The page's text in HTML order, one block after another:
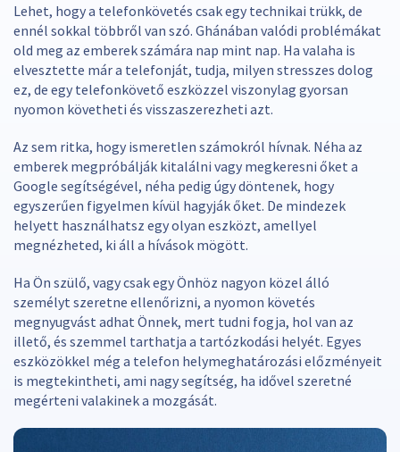
Lehet, hogy a telefonkövetés csak egy technikai trükk, de
ennél sokkal többről van szó. Ghánában valódi problémákat
old meg az emberek számára nap mint nap. Ha valaha is
elvesztette már a telefonját, tudja, milyen stresszes dolog
ez, de egy telefonkövető eszközzel viszonylag gyorsan
nyomon követheti és visszaszerezheti azt.
Az sem ritka, hogy ismeretlen számokról hívnak. Néha az
emberek megpróbálják kitalálni vagy megkeresni őket a
Google segítségével, néha pedig úgy döntenek, hogy
egyszerűen figyelmen kívül hagyják őket. De mindezek
helyett használhatsz egy olyan eszközt, amellyel
megnézheted, ki áll a hívások mögött.
Ha Ön szülő, vagy csak egy Önhöz nagyon közel álló
személyt szeretne ellenőrizni, a nyomon követés
megnyugvást adhat Önnek, mert tudni fogja, hol van az
illető, és szemmel tarthatja a tartózkodási helyét. Egyes
eszközökkel még a telefon helymeghatározási előzményeit
is megtekintheti, ami nagy segítség, ha idővel szeretné
megérteni valakinek a mozgását.